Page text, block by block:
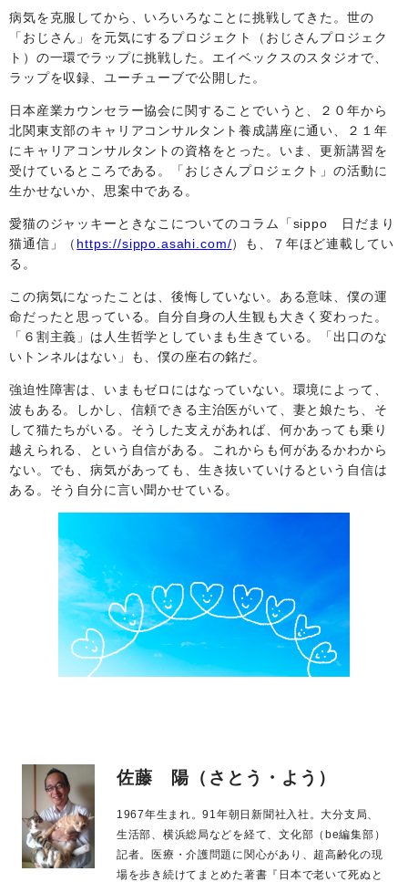
病気を克服してから、いろいろなことに挑戦してきた。世の
「おじさん」を元気にするプロジェクト（おじさんプロジェク
ト）の一環でラップに挑戦した。エイベックスのスタジオで、
ラップを収録、ユーチューブで公開した。
日本産業カウンセラー協会に関することでいうと、２０年から
北関東支部のキャリアコンサルタント養成講座に通い、２１年
にキャリアコンサルタントの資格をとった。いま、更新講習を
受けているところである。「おじさんプロジェクト」の活動に
生かせないか、思案中である。
愛猫のジャッキーときなこについてのコラム「sippo 日だまり
猫通信」（ https://sippo.asahi.com/）も、７年ほど連載してい
る。
この病気になったことは、後悔していない。ある意味、僕の運
命だったと思っている。自分自身の人生観も大きく変わった。
「６割主義」は人生哲学としていまも生きている。「出口のな
いトンネルはない」も、僕の座右の銘だ。
強迫性障害は、いまもゼロにはなっていない。環境によって、
波もある。しかし、信頼できる主治医がいて、妻と娘たち、そ
して猫たちがいる。そうした支えがあれば、何かあっても乗り
越えられる、という自信がある。これからも何があるかわから
ない。でも、病気があっても、生き抜いていけるという自信は
ある。そう自分に言い聞かせている。
佐藤 陽（さとう・よう）
1967年生まれ。91年朝日新聞社入社。大分支局、
生活部、横浜総局などを経て、文化部（be編集部）
記者。医療・介護問題に関心があり、超高齢化の現
場を歩き続けてまとめた著書『日本で老いて死ぬと